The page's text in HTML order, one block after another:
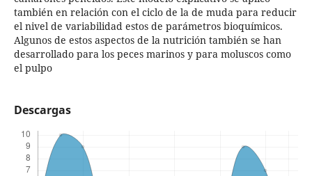
también en relación con el ciclo de la de muda para reducir
el nivel de variabilidad estos de parámetros bioquímicos.
Algunos de estos aspectos de la nutrición también se han
desarrollado para los peces marinos y para moluscos como
el pulpo
Descargas